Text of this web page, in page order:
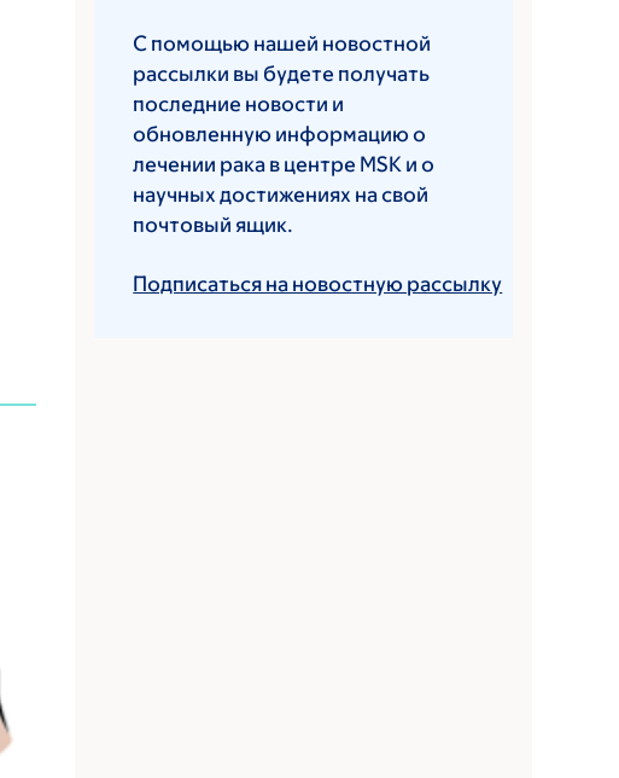
С помощью нашей новостной
рассылки вы будете получать
последние новости и
обновленную информацию о
лечении рака в центре MSK и о
научных достижениях на свой
почтовый ящик.
Подписаться на новостную рассылку